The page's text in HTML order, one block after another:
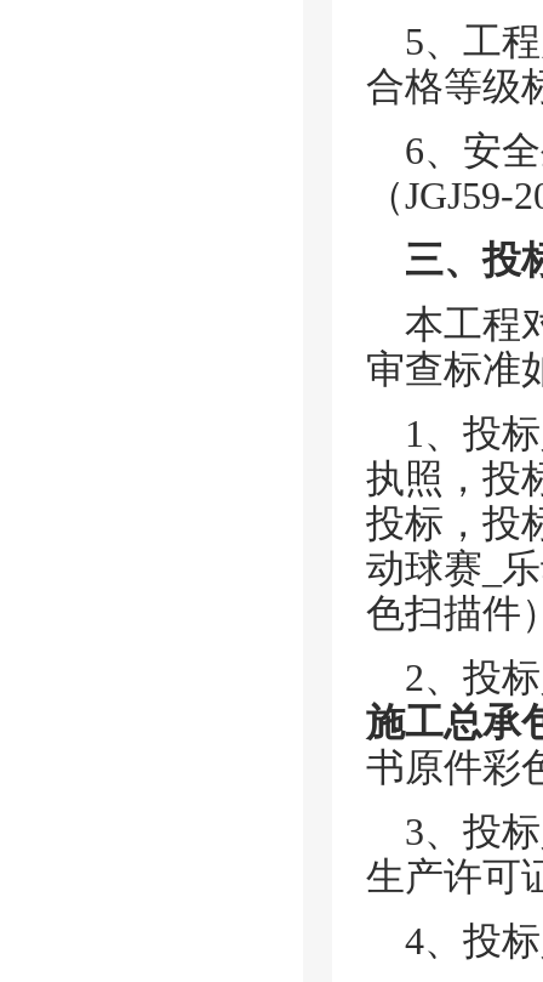
5、工
合格等级
6、安
（
三、投
本工程
审查标准
1、投
执照，投
投标，投
动球赛_
色扫描件
2、投
施工总承
书原件彩
3、投
生产许可
4、投